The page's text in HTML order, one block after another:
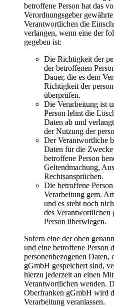
betroffene Person hat das
Verordnungsgeber
Verantwortlichen die
verlangen, wenn eine der
gegeben ist:
Die Richtigkeit der
der betroffenen
Dauer, die es dem
Richtigkeit der
überprüfen.
Die Verarbeitung ist
Person lehnt die
Daten ab und
der Nutzung der
Der Verantwortliche
Daten für die
betroffene Person
Geltendmachung,
Rechtsansprüchen.
Die betroffene
Verarbeitung gem.
und es steht noch
des Verantwortlichen
Person überwiegen.
Sofern eine der oben
und eine betroffene Person
personenbezogenen
gGmbH gespeichert sind,
hierzu jederzeit an einen
Verantwortlichen wenden.
Oberfranken gGmbH wird
Verarbeitung veranlassen.